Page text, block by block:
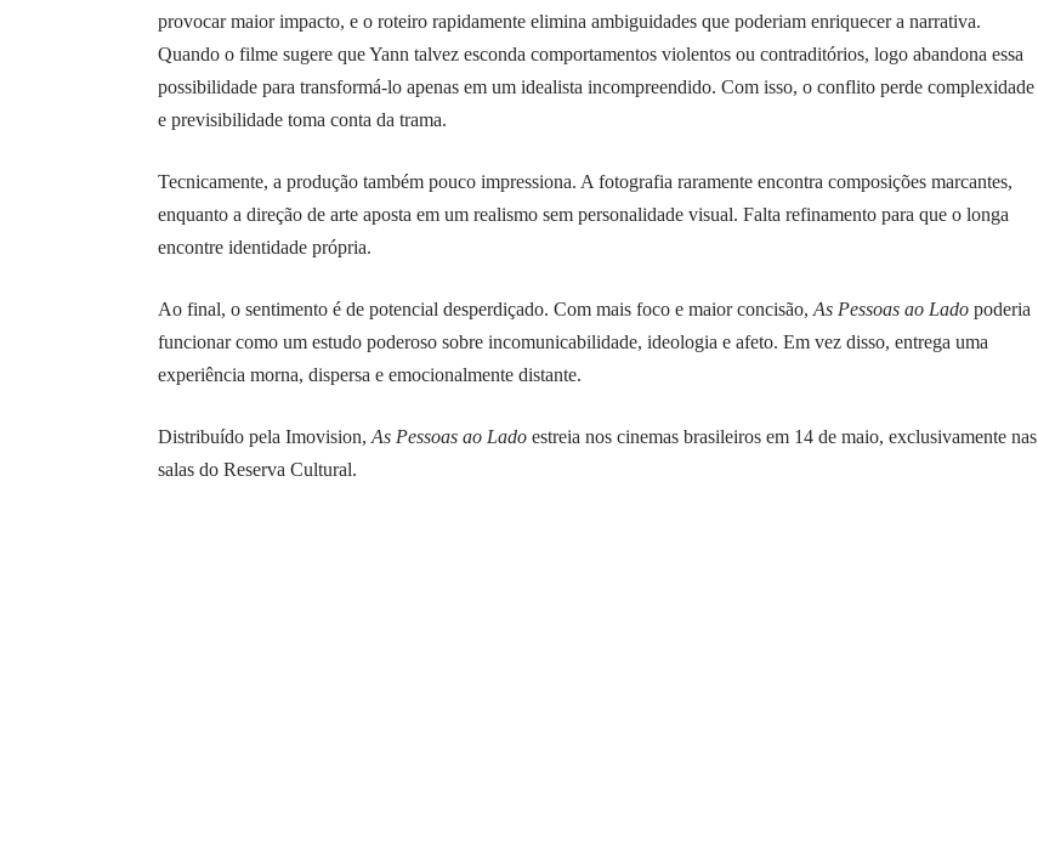
provocar maior impacto, e o roteiro rapidamente elimina ambiguidades que poderiam enriquecer a narrativa.
Quando o filme sugere que Yann talvez esconda comportamentos violentos ou contraditórios, logo abandona essa
possibilidade para transformá-lo apenas em um idealista incompreendido. Com isso, o conflito perde complexidade
e previsibilidade toma conta da trama.
Tecnicamente, a produção também pouco impressiona. A fotografia raramente encontra composições marcantes,
enquanto a direção de arte aposta em um realismo sem personalidade visual. Falta refinamento para que o longa
encontre identidade própria.
Ao final, o sentimento é de potencial desperdiçado. Com mais foco e maior concisão, As Pessoas ao Lado poderia
funcionar como um estudo poderoso sobre incomunicabilidade, ideologia e afeto. Em vez disso, entrega uma
experiência morna, dispersa e emocionalmente distante.
Distribuído pela Imovision, As Pessoas ao Lado estreia nos cinemas brasileiros em 14 de maio, exclusivamente nas
salas do Reserva Cultural.